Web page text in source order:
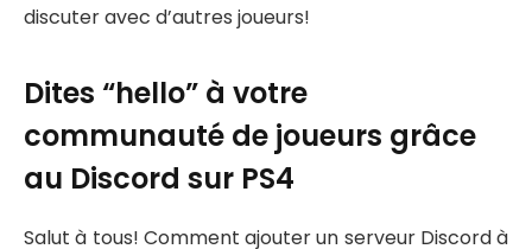
discuter avec d’autres joueurs!
Dites “hello” à votre
communauté de joueurs grâce
au Discord sur PS4
Salut à tous! Comment ajouter un serveur Discord à